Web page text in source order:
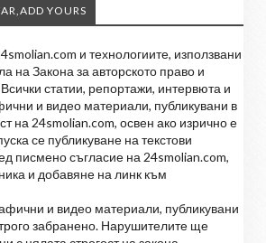
YOURS
и технологиите, използвани
на Закона за авторското право и
статии, репортажи, интервюта и
и видео материали, публикувани в
на 24smolian.com, освен ако изрично е
се публикуване на текстови
писмено съгласие на 24smolian.com,
и добавяне на линк към
и видео материали, публикувани
забранено. Нарушителите ще